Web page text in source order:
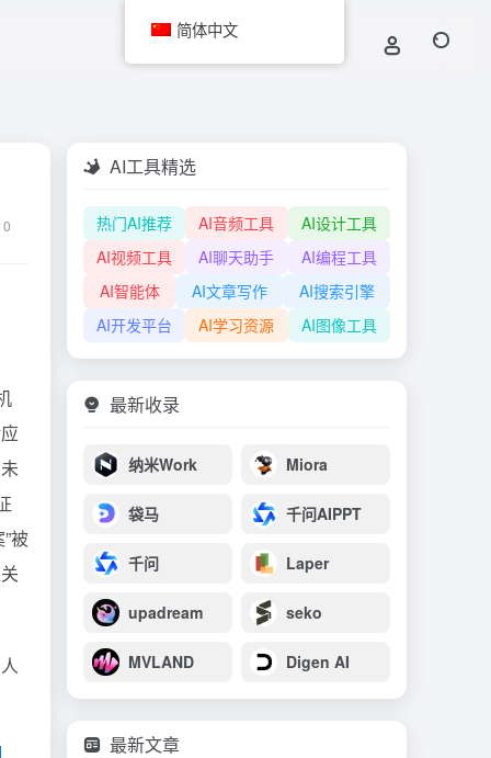
0
被
AI工具精选
热门AI推荐 AI音频工具
AI设计工具
AI视频工具
AI聊天助手
AI编程工具
AI智能体
AI文章写作
AI搜索引擎
AI开发平台
AI学习资源 AI图像工具
最新收录
纳米Work Miora
袋马 千问AIPPT
千问 Laper
upadream seko
MVLAND Digen AI
最新文章
简体中文